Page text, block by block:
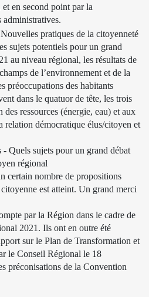
en second point par la
administratives.
sujets potentiels pour un grand
au niveau régional, les résultats de
de l’environnement et de la
préoccupations des habitants
dans le quatuor de tête, les trois
ressources (énergie, eau) et aux
relation démocratique élus/citoyen et
certain nombre de propositions
est atteint. Un grand merci
par la Région dans le cadre de
2021. Ils ont en outre été
sur le Plan de Transformation et
le Conseil Régional le 18
préconisations de la Convention